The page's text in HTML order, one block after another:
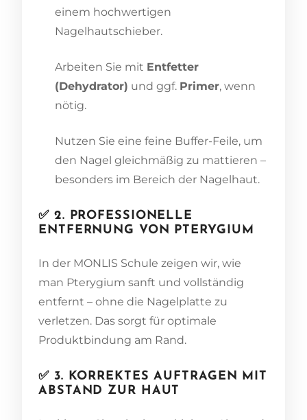
einem hochwertigen
Nagelhautschieber.
Arbeiten Sie mit Entfetter
(Dehydrator) und ggf. Primer, wenn
nötig.
Nutzen Sie eine feine Buffer-Feile, um
den Nagel gleichmäßig zu mattieren –
besonders im Bereich der Nagelhaut.
✅ 2. PROFESSIONELLE
ENTFERNUNG VON PTERYGIUM
In der MONLIS Schule zeigen wir, wie
man Pterygium sanft und vollständig
entfernt – ohne die Nagelplatte zu
verletzen. Das sorgt für optimale
Produktbindung am Rand.
✅ 3. KORREKTES AUFTRAGEN MIT
ABSTAND ZUR HAUT